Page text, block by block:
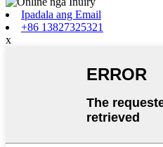
Ipadala ang Email
+86 13827325321
x